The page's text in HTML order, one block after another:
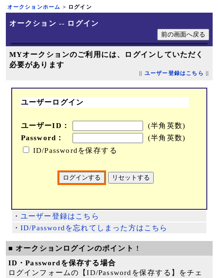
オークションホーム > ログイン
オークション -- ログイン
MYオークションのご利用には、ログインしていただく
必要があります
ユーザー登録はこちら
ユーザーログイン
ユーザーID：
(半角英数)
Password：
(半角英数)
ID/Passwordを保存する
・ ユーザー登録はこちら
・ ID/Passwordを忘れてしまった方はこちら
■ オークションログインのポイント !
ID・Passwordを保存する場合
ログインフォームの【ID/Passwordを保存する】をチェ